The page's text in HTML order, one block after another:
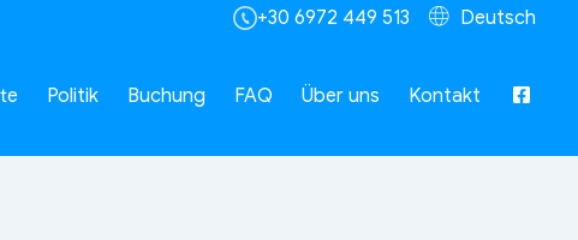
Deutsch
+30 6972 449 513
Politik Buchung FAQ Über uns Kontakt